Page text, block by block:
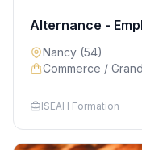
Alternance -
Nancy (54)
Commerce /
ISEAH Formation